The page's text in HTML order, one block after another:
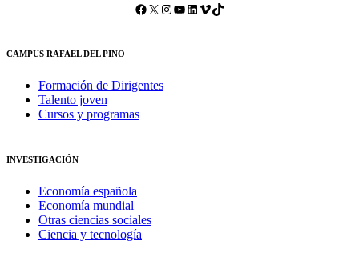
Facebook X Instagram YouTube LinkedIn Vimeo TikTok
CAMPUS RAFAEL DEL PINO
Formación de Dirigentes
Talento joven
Cursos y programas
INVESTIGACIÓN
Economía española
Economía mundial
Otras ciencias sociales
Ciencia y tecnología